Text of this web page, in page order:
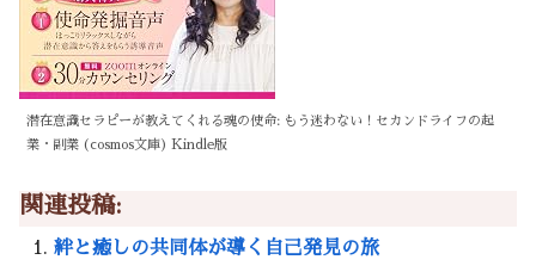
潜在意識セラピーが教えてくれる魂の使命: もう迷わない！セカンドライフの起
業・副業 (cosmos文庫) Kindle版
関連投稿:
絆と癒しの共同体が導く自己発見の旅